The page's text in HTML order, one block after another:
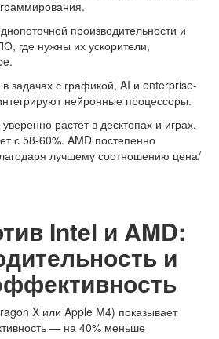
производительности и
где нужны их ускорители,
задачах с графикой, AI и enterprise-
нейронные процессоры.
растёт в десктопах и играх.
с 58-60%. AMD постепенно
лучшему соотношению цена/
Intel и AMD:
и
X или Apple M4) показывает
— на 40% меньше